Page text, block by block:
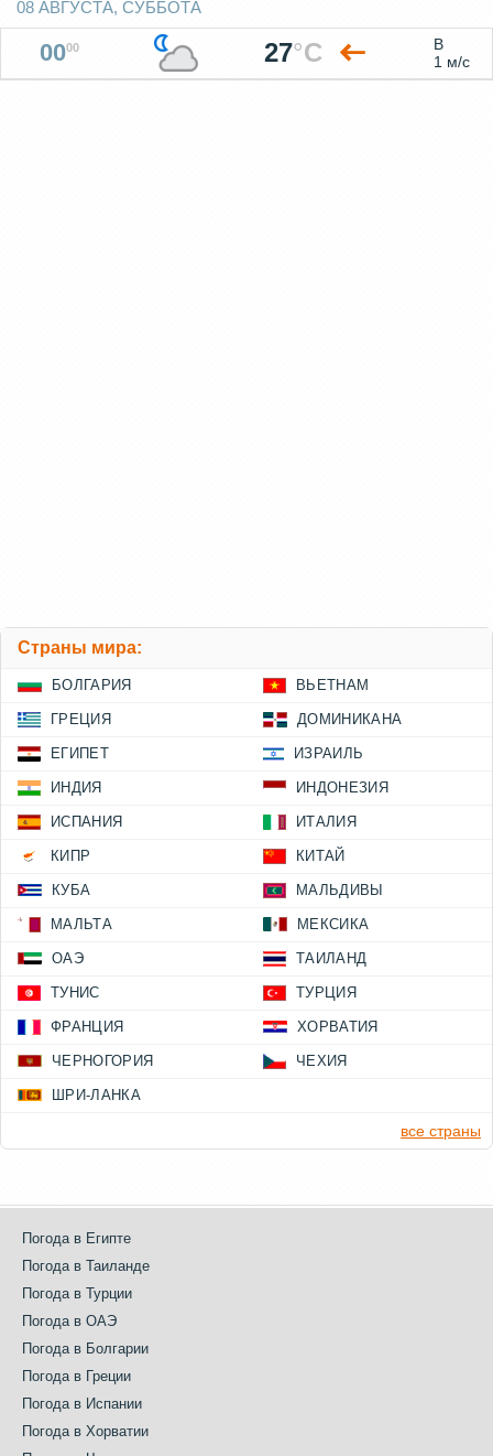
08 АВГУСТА, СУББОТА
0000 27°C
В
1 м/с
Страны мира:
БОЛГАРИЯ ВЬЕТНАМ
ГРЕЦИЯ ДОМИНИКАНА
ЕГИПЕТ ИЗРАИЛЬ
ИНДИЯ ИНДОНЕЗИЯ
ИСПАНИЯ ИТАЛИЯ
КИПР КИТАЙ
КУБА МАЛЬДИВЫ
МАЛЬТА МЕКСИКА
ОАЭ ТАИЛАНД
ТУНИС ТУРЦИЯ
ФРАНЦИЯ ХОРВАТИЯ
ЧЕРНОГОРИЯ ЧЕХИЯ
ШРИ-ЛАНКА
все страны
Погода в Египте
Погода в Таиланде
Погода в Турции
Погода в ОАЭ
Погода в Болгарии
Погода в Греции
Погода в Испании
Погода в Хорватии